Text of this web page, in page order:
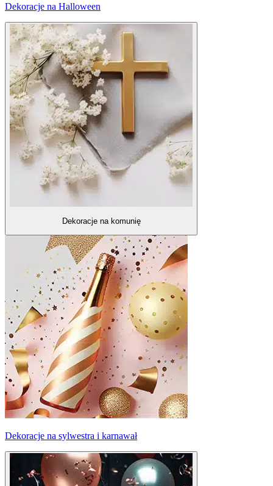
Dekoracje na Halloween
Dekoracje na komunię
Dekoracje na sylwestra i karnawał